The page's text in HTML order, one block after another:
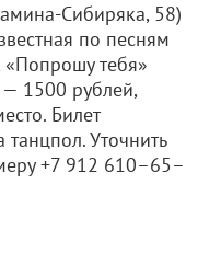
Сибиряка, 58)
по песням
тебя»
— 1500 рублей,
Билет
Уточнить
+7 912 610–65–